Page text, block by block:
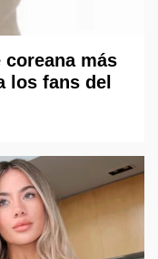
más
los fans del